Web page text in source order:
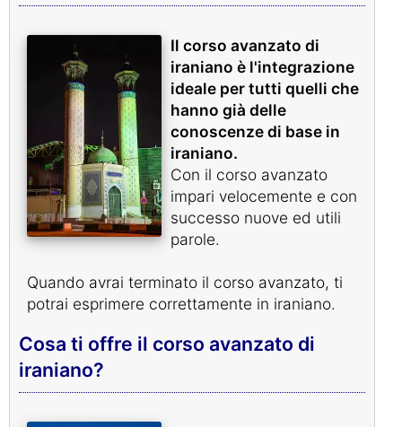
Il corso avanzato di
iraniano è l'integrazione
ideale per tutti quelli che
hanno già delle
conoscenze di base in
iraniano.
Con il corso avanzato
impari velocemente e con
successo nuove ed utili
parole.
Quando avrai terminato il corso avanzato, ti
potrai esprimere correttamente in iraniano.
Cosa ti offre il corso avanzato di
iraniano?